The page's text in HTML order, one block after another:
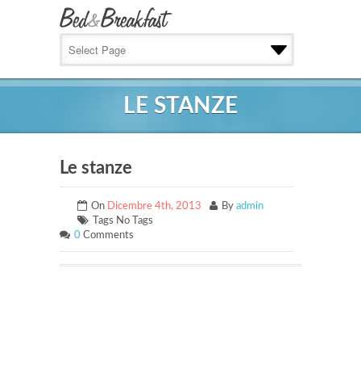
LE STANZE
Le stanze
On Dicembre 4th, 2013 Byadmin
Tags No Tags
0Comments